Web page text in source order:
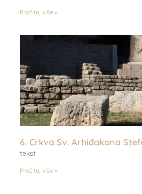
Pročitaj više »
6. Crkva Sv. Arhiđakona
tekst
Pročitaj više »